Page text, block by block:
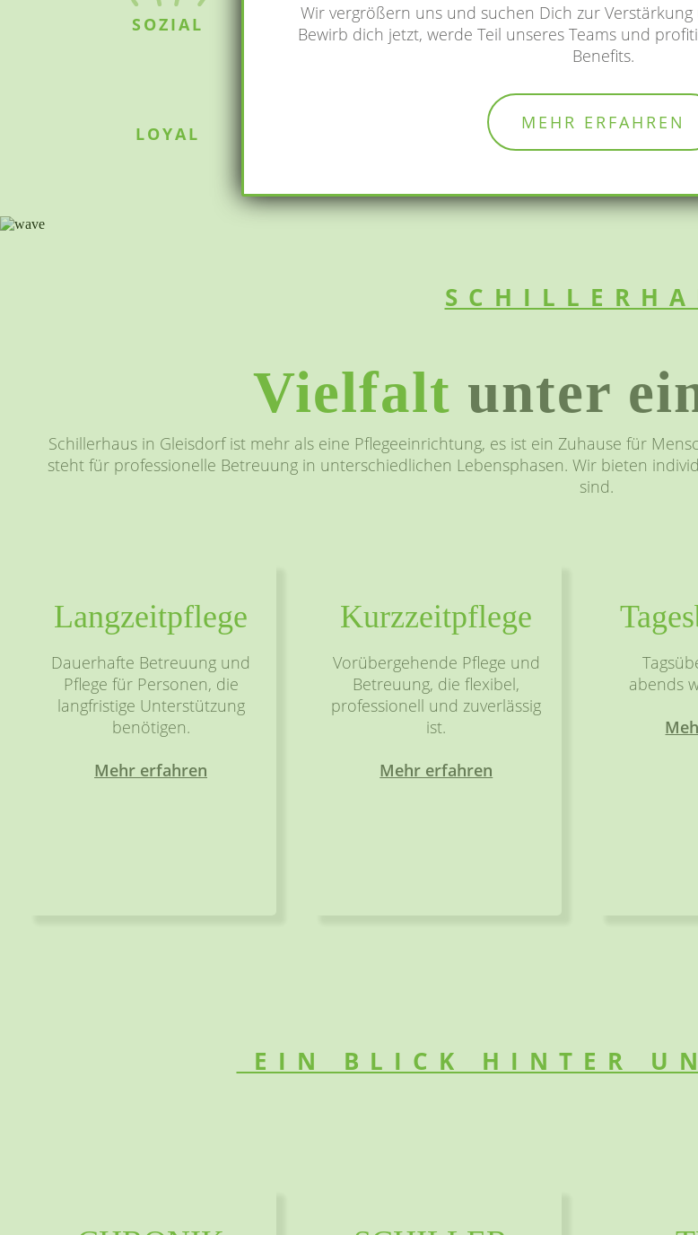
SOZIAL CHARISMATISCH
LOYAL LEBENDIG
Vielfalt unter
Schillerhaus in Gleisdorf ist mehr als eine Pflegeeinrichtung, es ist ein Zuhause für
steht für professionelle Betreuung in unterschiedlichen Lebensphasen. Wir bieten
sind.
Langzeit­pflege
Dauerhafte Betreuung und
Pflege für Personen, die
langfristige Unterstützung
benötigen.
Mehr erfahren
Kurzzeit­pflege
Vorübergehende Pflege und
Betreuung, die flexibel,
professionell und zuverlässig
ist.
Mehr erfahren
abends
EIN BLICK HINTER
Wir vergrößern uns und suchen Dich zur Verstärkung
Bewirb dich jetzt, werde Teil unseres Teams und
Benefits.
MEHR ERFAHREN